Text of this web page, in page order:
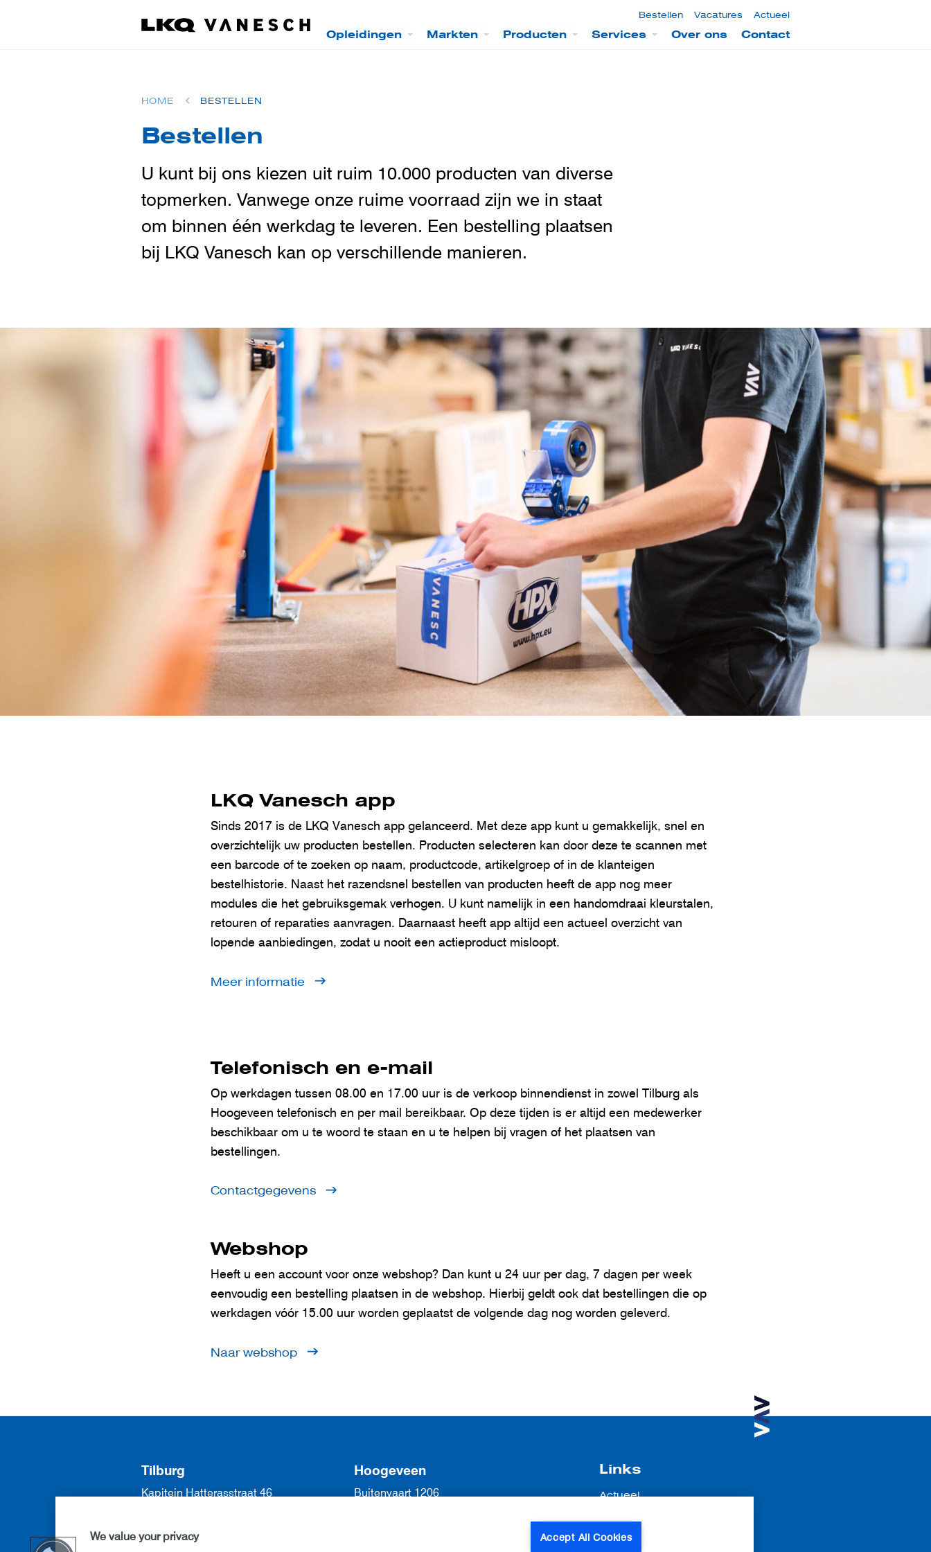
Bestellen Vacatures Actueel
Opleidingen Markten Producten Services Over ons Contact
HOME BESTELLEN
Bestellen
U kunt bij ons kiezen uit ruim 10.000 producten van diverse
topmerken. Vanwege onze ruime voorraad zijn we in staat
om binnen één werkdag te leveren. Een bestelling plaatsen
bij LKQ Vanesch kan op verschillende manieren.
LKQ Vanesch app
Sinds 2017 is de LKQ Vanesch app gelanceerd. Met deze app kunt u gemakkelijk, snel en
overzichtelijk uw producten bestellen. Producten selecteren kan door deze te scannen met
een barcode of te zoeken op naam, productcode, artikelgroep of in de klanteigen
bestelhistorie. Naast het razendsnel bestellen van producten heeft de app nog meer
modules die het gebruiksgemak verhogen. U kunt namelijk in een handomdraai kleurstalen,
retouren of reparaties aanvragen. Daarnaast heeft app altijd een actueel overzicht van
lopende aanbiedingen, zodat u nooit een actieproduct misloopt.
Meer informatie
Telefonisch en e-mail
Op werkdagen tussen 08.00 en 17.00 uur is de verkoop binnendienst in zowel Tilburg als
Hoogeveen telefonisch en per mail bereikbaar. Op deze tijden is er altijd een medewerker
beschikbaar om u te woord te staan en u te helpen bij vragen of het plaatsen van
bestellingen.
Contactgegevens
Webshop
Heeft u een account voor onze webshop? Dan kunt u 24 uur per dag, 7 dagen per week
eenvoudig een bestelling plaatsen in de webshop. Hierbij geldt ook dat bestellingen die op
werkdagen vóór 15.00 uur worden geplaatst de volgende dag nog worden geleverd.
Naar webshop
Tilburg
Kapitein Hatterasstraat 46
013 571 57 70
Hoogeveen
Buitenvaart 1206
Links
Actueel
Over ons
Contact
We value your privacy Accept All Cookies